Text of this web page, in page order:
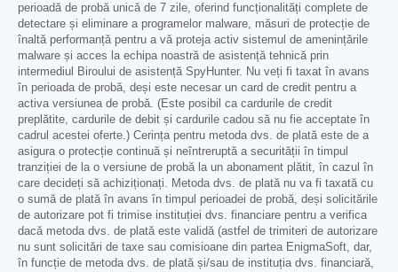
perioadă de probă unică de 7 zile, oferind funcționalități complete de
detectare și eliminare a programelor malware, măsuri de protecție de
înaltă performanță pentru a vă proteja activ sistemul de amenințările
malware și acces la echipa noastră de asistență tehnică prin
intermediul Biroului de asistență SpyHunter. Nu veți fi taxat în avans
în perioada de probă, deși este necesar un card de credit pentru a
activa versiunea de probă. (Este posibil ca cardurile de credit
preplătite, cardurile de debit și cardurile cadou să nu fie acceptate în
cadrul acestei oferte.) Cerința pentru metoda dvs. de plată este de a
asigura o protecție continuă și neîntreruptă a securității în timpul
tranziției de la o versiune de probă la un abonament plătit, în cazul în
care decideți să achiziționați. Metoda dvs. de plată nu va fi taxată cu
o sumă de plată în avans în timpul perioadei de probă, deși solicitările
de autorizare pot fi trimise instituției dvs. financiare pentru a verifica
dacă metoda dvs. de plată este validă (astfel de trimiteri de autorizare
nu sunt solicitări de taxe sau comisioane din partea EnigmaSoft, dar,
în funcție de metoda dvs. de plată și/sau de instituția dvs. financiară,